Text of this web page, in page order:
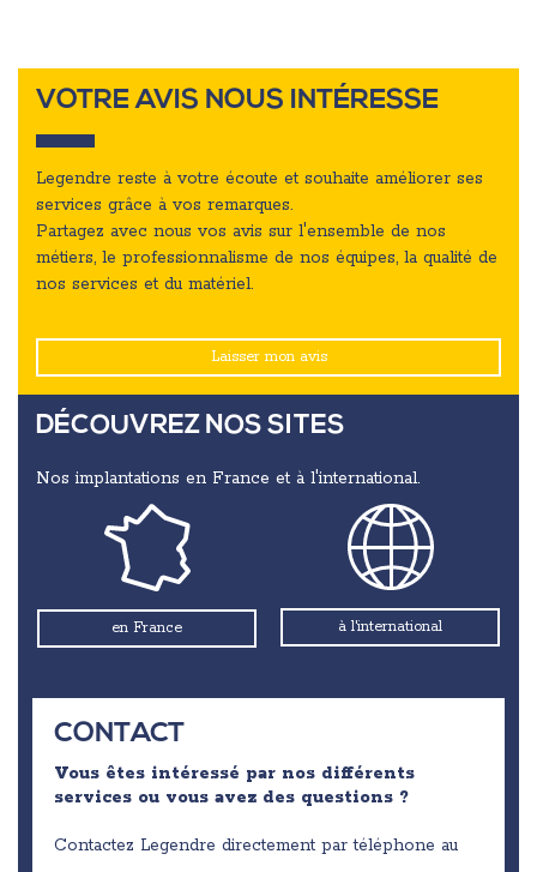
VOTRE AVIS NOUS INTÉRESSE
Legendre reste à votre écoute et souhaite améliorer ses
services grâce à vos remarques.
Partagez avec nous vos avis sur l'ensemble de nos
métiers, le professionnalisme de nos équipes, la qualité de
nos services et du matériel.
Laisser mon avis
DÉCOUVREZ NOS SITES
Nos implantations en France et à l'international.
en France à l'international
CONTACT
Vous êtes intéressé par nos différents
services ou vous avez des questions ?
Contactez Legendre directement par téléphone au